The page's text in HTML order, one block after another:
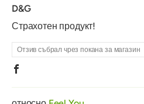
D&G
Страхотен продукт!
Отзив събрал чрез покана за магазин